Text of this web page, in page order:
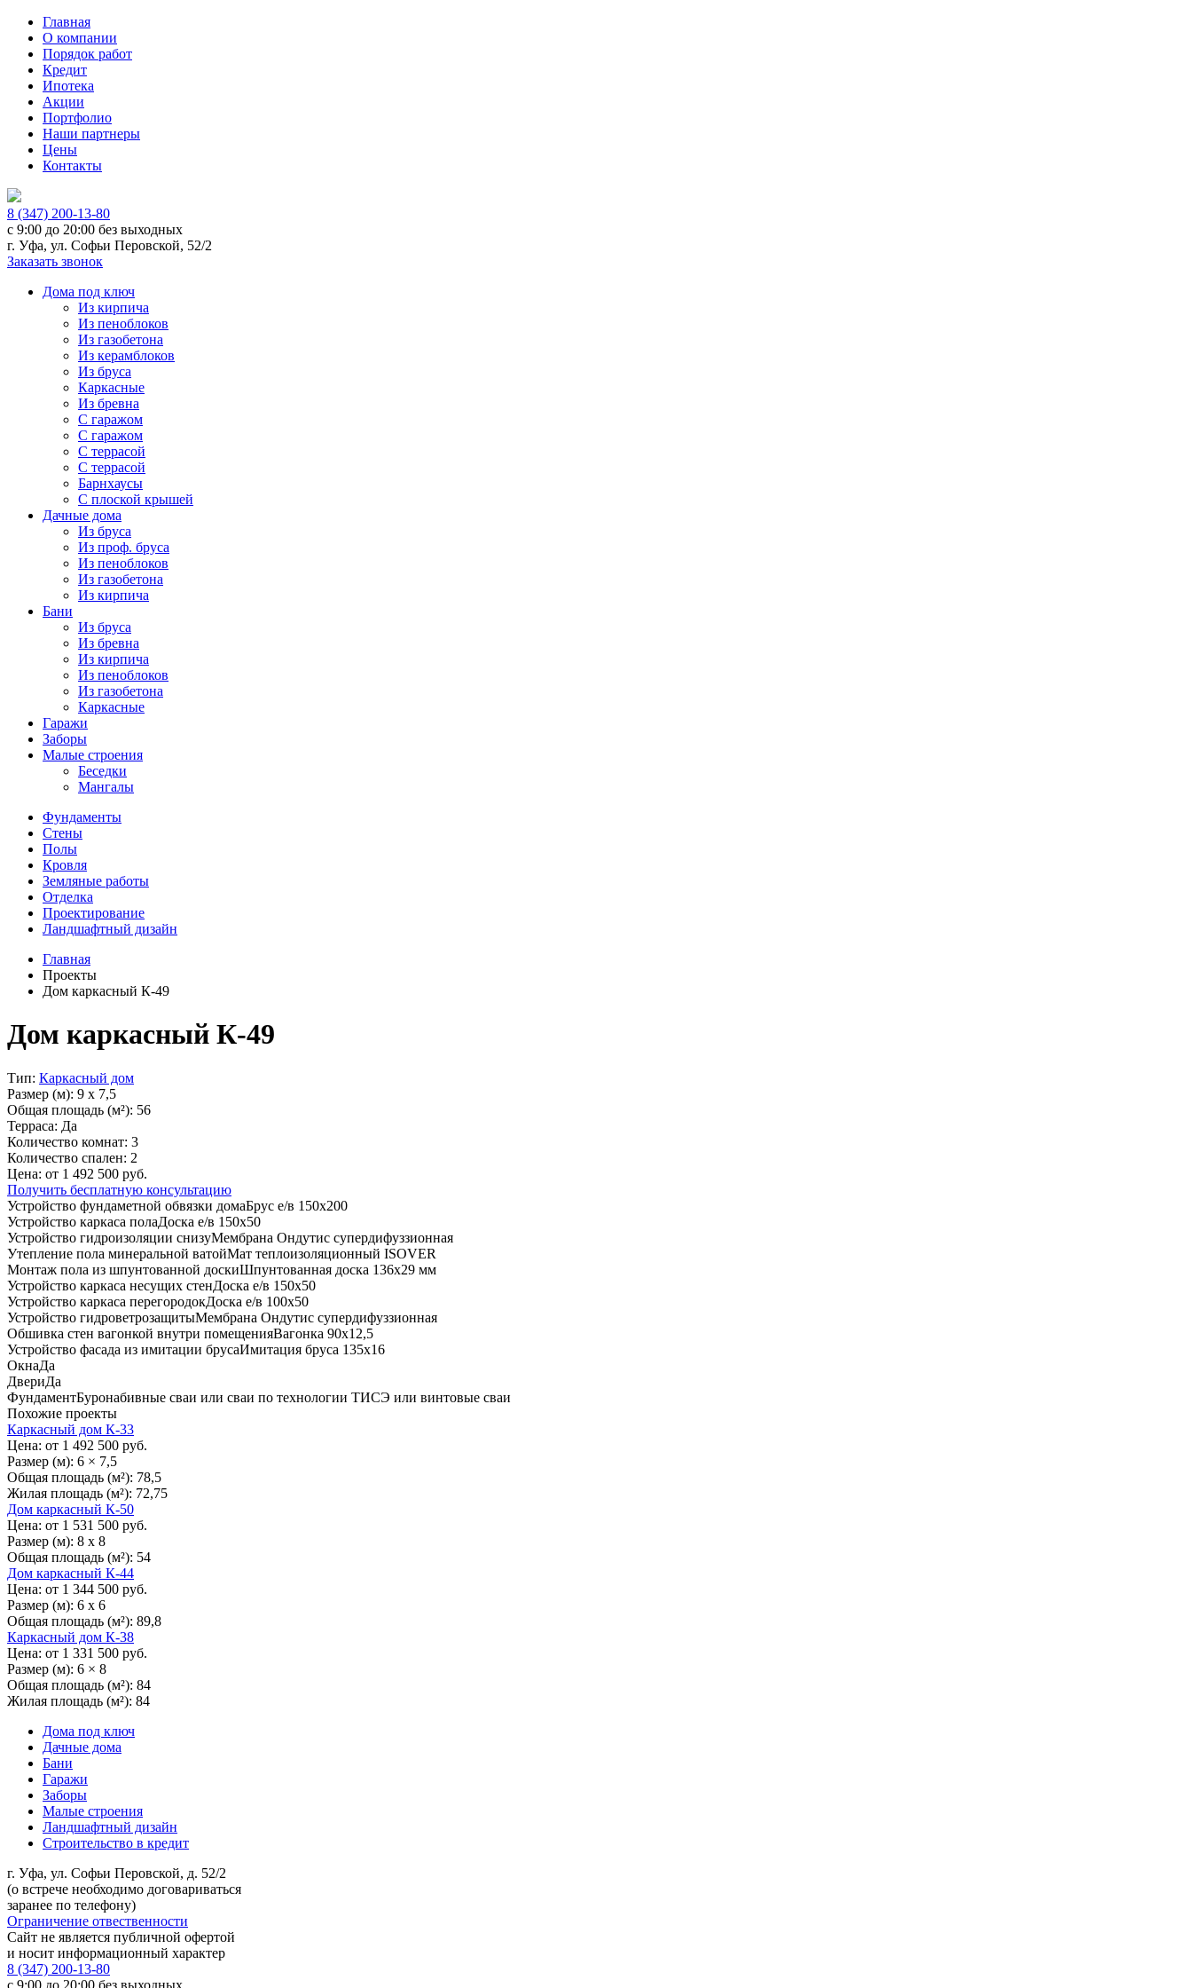
Главная
О компании
Порядок работ
Кредит
Ипотека
Акции
Портфолио
Наши партнеры
Цены
Контакты
8 (347) 200-13-80
с 9:00 до 20:00 без выходных
г. Уфа, ул. Софьи Перовской, 52/2
Заказать звонок
Дома под ключ
Из кирпича
Из пеноблоков
Из газобетона
Из керамблоков
Из бруса
Каркасные
Из бревна
С гаражом
С гаражом
С террасой
С террасой
Барнхаусы
С плоской крышей
Дачные дома
Из бруса
Из проф. бруса
Из пеноблоков
Из газобетона
Из кирпича
Бани
Из бруса
Из бревна
Из кирпича
Из пеноблоков
Из газобетона
Каркасные
Гаражи
Заборы
Малые строения
Беседки
Мангалы
Фундаменты
Стены
Полы
Кровля
Земляные работы
Отделка
Проектирование
Ландшафтный дизайн
Главная
Проекты
Дом каркасный К-49
Дом каркасный К-49
Тип: Каркасный дом
Размер (м): 9 х 7,5
Общая площадь (м²): 56
Терраса: Да
Количество комнат: 3
Количество спален: 2
Цена: от 1 492 500 руб.
Получить бесплатную консультацию
Устройство фундаметной обвязки домаБрус е/в 150х200
Устройство каркаса полаДоска е/в 150х50
Устройство гидроизоляции снизуМембрана Ондутис супердифуззионная
Утепление пола минеральной ватойМат теплоизоляционный ISOVER
Монтаж пола из шпунтованной доскиШпунтованная доска 136х29 мм
Устройство каркаса несущих стенДоска е/в 150х50
Устройство каркаса перегородокДоска е/в 100х50
Устройство гидроветрозащитыМембрана Ондутис супердифуззионная
Обшивка стен вагонкой внутри помещенияВагонка 90х12,5
Устройство фасада из имитации брусаИмитация бруса 135х16
ОкнаДа
ДвериДа
ФундаментБуронабивные сваи или сваи по технологии ТИСЭ или винтовые сваи
Похожие проекты
Каркасный дом К-33
Цена: от 1 492 500 руб.
Размер (м): 6 × 7,5
Общая площадь (м²): 78,5
Жилая площадь (м²): 72,75
Дом каркасный К-50
Цена: от 1 531 500 руб.
Размер (м): 8 х 8
Общая площадь (м²): 54
Дом каркасный К-44
Цена: от 1 344 500 руб.
Размер (м): 6 х 6
Общая площадь (м²): 89,8
Каркасный дом К-38
Цена: от 1 331 500 руб.
Размер (м): 6 × 8
Общая площадь (м²): 84
Жилая площадь (м²): 84
Дома под ключ
Дачные дома
Бани
Гаражи
Заборы
Малые строения
Ландшафтный дизайн
Строительство в кредит
г. Уфа, ул. Софьи Перовской, д. 52/2
(о встрече необходимо договариваться
заранее по телефону)
Ограничение отвественности
Сайт не является публичной офертой
и носит информационный характер
8 (347) 200-13-80
с 9:00 до 20:00 без выходных